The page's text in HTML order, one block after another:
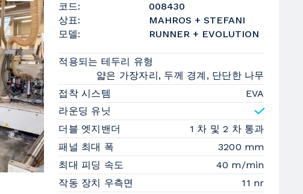
코드:
008430
상표:
MAHROS + STEFANI
모델:
RUNNER + EVOLUTION
적용되는 테두리 유형
얇은 가장자리, 두께 경계, 단단한 나무
접착 시스템
EVA
라운딩 유닛
더블 엣지밴더
1 차 및 2 차 통과
패널 최대 폭
3200 mm
최대 피딩 속도
40 m/min
작동 장치 우측면
11 nr